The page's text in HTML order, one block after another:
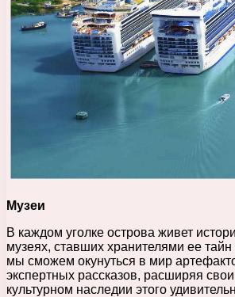
Музеи
В каждом уголке острова живет
музеях, ставших хранителями ее тайн
мы сможем окунуться в мир
экспертных рассказов, расширяя
культурном наследии этого